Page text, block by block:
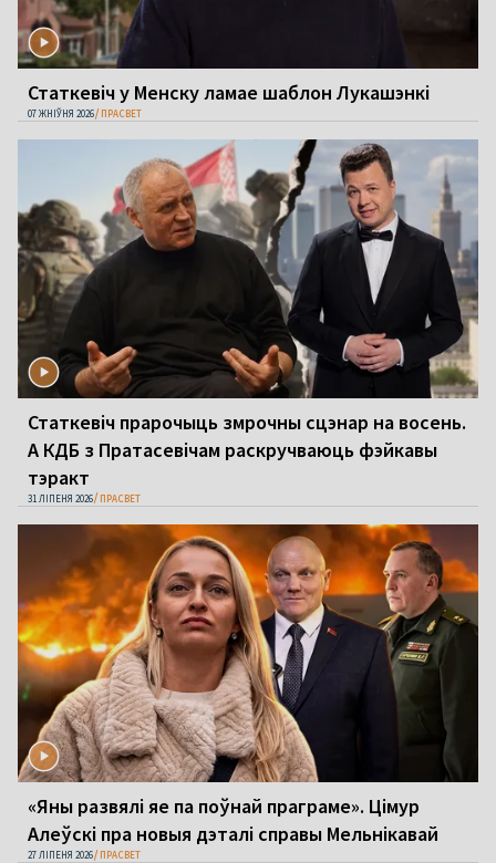
Статкевіч у Менску ламае шаблон Лукашэнкі
07 ЖНІЎНЯ 2026 ПРАСВЕТ
Статкевіч прарочыць змрочны сцэнар на восень.
А КДБ з Пратасевічам раскручваюць фэйкавы
тэракт
31 ЛІПЕНЯ 2026 ПРАСВЕТ
«Яны развялі яе па поўнай праграме». Цімур
Алеўскі пра новыя дэталі справы Мельнікавай
27 ЛІПЕНЯ 2026 ПРАСВЕТ